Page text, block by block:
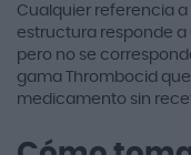
Cualquier referencia
estructura responde
pero no se
gama Thrombocid
medicamento sin